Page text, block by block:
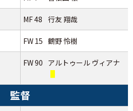
MF 48 行友 翔哉
FW 15 鶴野 怜樹
FW 90 アルトゥール ヴィアナ
監督